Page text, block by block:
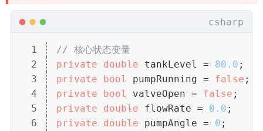
csharp
1
// 核心状态变量
2
private double tankLevel = 80.0
3
private bool pumpRunning = false
4
private bool valveOpen = false
5
private double flowRate = 0.0
6
private double pumpAngle = 0